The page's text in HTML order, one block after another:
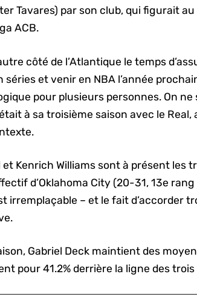
Tavares) par son club, qui figurait
ACB.
côté de l’Atlantique le temps
et venir en NBA l’année
pour plusieurs personnes. On
à sa troisième saison avec le Real,
et Kenrich Williams sont à présent les
d’Oklahoma City (20-31, 13e rang
irremplaçable – et le fait d’accorder
Gabriel Deck maintient des
pour 41.2% derrière la ligne des